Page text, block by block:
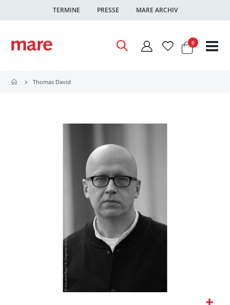
TERMINE PRESSE MARE ARCHIV
Warenkorb
0Artikel
Thomas David